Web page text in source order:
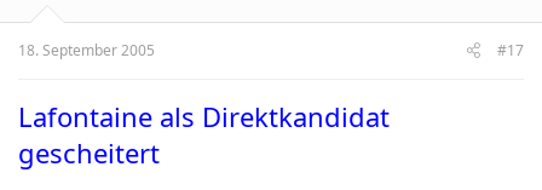
18. September 2005 #17
Lafontaine als Direktkandidat
gescheitert